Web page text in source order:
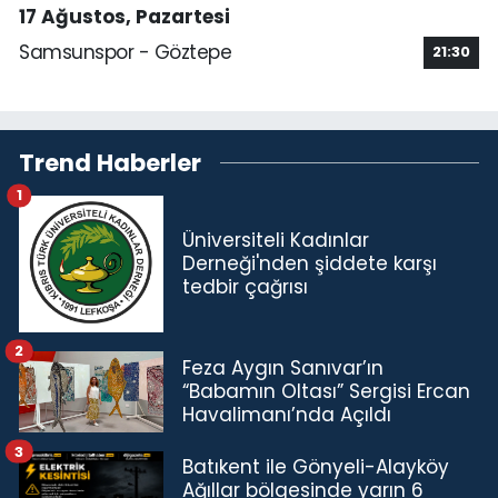
17 Ağustos, Pazartesi
Samsunspor - Göztepe
21:30
Trend Haberler
Üniversiteli Kadınlar
Derneği'nden şiddete karşı
tedbir çağrısı
1
Feza Aygın Sanıvar’ın
“Babamın Oltası” Sergisi Ercan
Havalimanı’nda Açıldı
2
Batıkent ile Gönyeli-Alayköy
Ağıllar bölgesinde yarın 6
3